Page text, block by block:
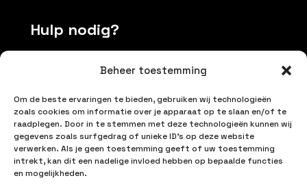
Beheer toestemming
Om de beste ervaringen te bieden, gebruiken wij technologieën
zoals cookies om informatie over je apparaat op te slaan en/of te
raadplegen. Door in te stemmen met deze technologieën kunnen wij
gegevens zoals surfgedrag of unieke ID's op deze website
verwerken. Als je geen toestemming geeft of uw toestemming
intrekt, kan dit een nadelige invloed hebben op bepaalde functies
en mogelijkheden.
Hulp nodig?
Contacteer ons
+32 496174037
info@inetproductions.be
Algemene voorwaarden